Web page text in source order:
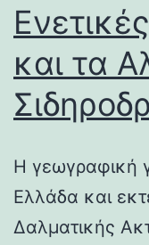
και τα
Η γεωγραφική
Ελλάδα και
Δαλματικής